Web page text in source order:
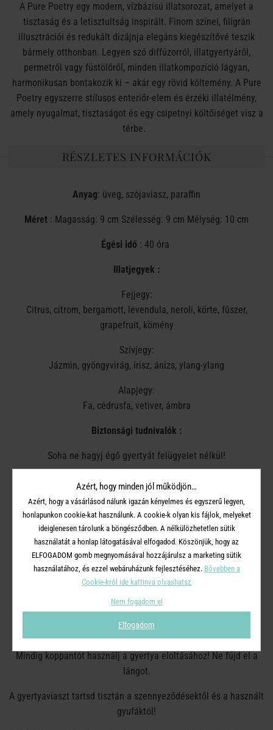
A Pure Poetry egy modern, vízbázisú illatsorozat, amelyet a
tisztaság és a letisztultság inspirált. Finom színei, filigrán
illusztrációi és redukált dizájnja elegáns kiegészítővé teszik
bármely otthonban. Legyen szó diffúzorról, illatgyertyáról,
permetről vagy füstölőről, minden illatkompozíció lágyan,
harmonikusan bontakozik ki – akár egy rövid költemény. A Pure
Poetry egyszerre stílusos enteriőr‑elem és érzéki illatélmény,
amely nyugalmat, tisztaságot és egy csipetnyi költőiséget visz a
térbe.
RÉSZLETES INFORMÁCIÓK
Anyag: üveg, szójaviasz, paraffin
Méret : Magasság: 9 cm Szélesség: 9 cm Mélység: 10 cm
Égési idő : 40 óra
Illatjegyek :
Fejjegy:
Citrus, citrom, bergamott, levendula, neroli, körte, fűszer,
grapefruit, kömény
Szívjegy:
Jázmin, gyöngyvirág, írisz, ánizs, ylang-ylang
Alapjegy:
Fa, cédrusfa, vetiver, ámbra
Biztonsági tudnivalók :
Soha ne hagyj égő gyertyát felügyelet nélkül!
Tűzveszélyes tárgyaktól tartsd távol .
Gyermekektől és állatoktól tarsd távol .
Mindig hőálló gyertyatartót használj!
A gyertyák legalább 7 cm-re legyenek egymástól.
Ne gyújtsd meg huzatban.
Ne tedd közvetlenül hőforrás közelébe.
A kanócot vágd vissza 1 cm-esre.
Mindig koppantót használj a gyertya eloltásához! Ne fújd el a
lángot.
A gyertyaviaszt tartsd tisztán a szennyeződésektől és a használt
gyufáktól!
Azért, hogy minden jól működjön…
Azért, hogy a vásárlásod nálunk igazán kényelmes és egyszerű legyen,
honlapunkon cookie-kat használunk. A cookie-k olyan kis fájlok, melyeket
ideiglenesen tárolunk a böngésződben. A nélkülözhetetlen sütik
használatát a honlap látogatásával elfogadod. Köszönjük, hogy az
ELFOGADOM gomb megnyomásával hozzájárulsz a marketing sütik
használatához, és ezzel webáruházunk fejlesztéséhez. Bővebben a
Cookie-król ide kattinva olvashatsz
Nem fogadom el
Elfogadom